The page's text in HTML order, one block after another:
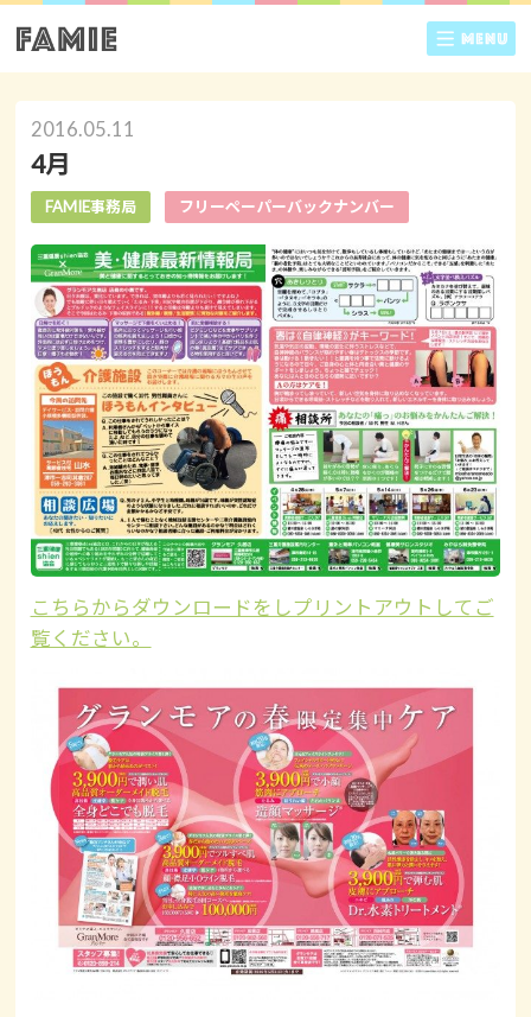
2016.05.11
4月
FAMIE事務局 フリーペーパーバックナンバー
こちらからダウンロードをしプリントアウトしてご
覧ください。